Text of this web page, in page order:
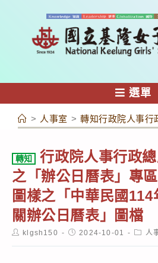
容
選單
> 人事室 > 轉知行政院人事行
轉知
行政院人事行政
之「辦公日曆表」專
圖樣之「中華民國
關辦公日曆表」圖檔
Postklgsh150
Post2024-10-01
Post
人